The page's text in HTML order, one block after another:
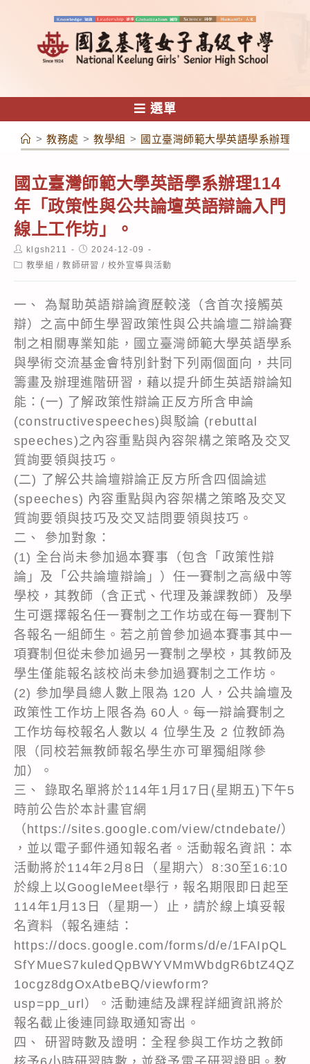
容
選單
> 教務處 > 教學組 > 國立臺灣師範大學英語學系辦理
國立臺灣師範大學英語學系辦理114
年「政策性與公共論壇英語辯論入門
線上工作坊」。
Post
author:
klgsh211
Post
published:
2024-12-09
Post教學組 / 教師研習 / 校外宣導與活動
一、 為幫助英語辯論資歷較淺（含首次接觸英
辯）之高中師生學習政策性與公共論壇二辯論賽
制之相關專業知能，國立臺灣師範大學英語學系
與學術交流基金會特別針對下列兩個面向，共同
籌畫及辦理進階研習，藉以提升師生英語辯論知
能：(一) 了解政策性辯論正反方所含申論
(constructivespeeches)與駁論 (rebuttal
speeches)之內容重點與內容架構之策略及交叉
質詢要領與技巧。
(二) 了解公共論壇辯論正反方所含四個論述
(speeches) 內容重點與內容架構之策略及交叉
質詢要領與技巧及交叉詰問要領與技巧。
二、 參加對象：
(1) 全台尚未參加過本賽事（包含「政策性辯
論」及「公共論壇辯論」）任一賽制之高級中等
學校，其教師（含正式、代理及兼課教師）及學
生可選擇報名任一賽制之工作坊或在每一賽制下
各報名一組師生。若之前曾參加過本賽事其中一
項賽制但從未參加過另一賽制之學校，其教師及
學生僅能報名該校尚未參加過賽制之工作坊。
(2) 參加學員總人數上限為 120 人，公共論壇及
政策性工作坊上限各為 60人。每一辯論賽制之
工作坊每校報名人數以 4 位學生及 2 位教師為
限（同校若無教師報名學生亦可單獨組隊參
加）。
三、 錄取名單將於114年1月17日(星期五)下午5
時前公告於本計畫官網
（https://sites.google.com/view/ctndebate/）
，並以電子郵件通知報名者。活動報名資訊：本
活動將於114年2月8日（星期六）8:30至16:10
於線上以GoogleMeet舉行，報名期限即日起至
114年1月13日（星期一）止，請於線上填妥報
名資料（報名連結：
https://docs.google.com/forms/d/e/1FAIpQL
SfYMueS7kuledQpBWYVMmWbdgR6btZ4QZ
1ocgz8dgOxAtbeBQ/viewform?
usp=pp_url）。活動連結及課程詳細資訊將於
報名截止後連同錄取通知寄出。
四、 研習時數及證明：全程參與工作坊之教師